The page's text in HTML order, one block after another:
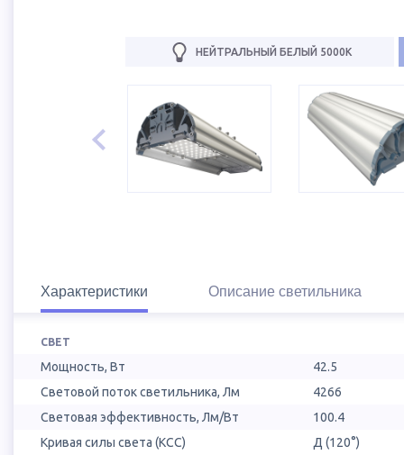
НЕЙТРАЛЬНЫЙ БЕЛЫЙ 5000К
Характеристики Описание светильника
СВЕТ
Мощность, Вт
42.5
Световой поток светильника, Лм
4266
Световая эффективность, Лм/Вт
100.4
Кривая силы света (КСС)
Д (120°)